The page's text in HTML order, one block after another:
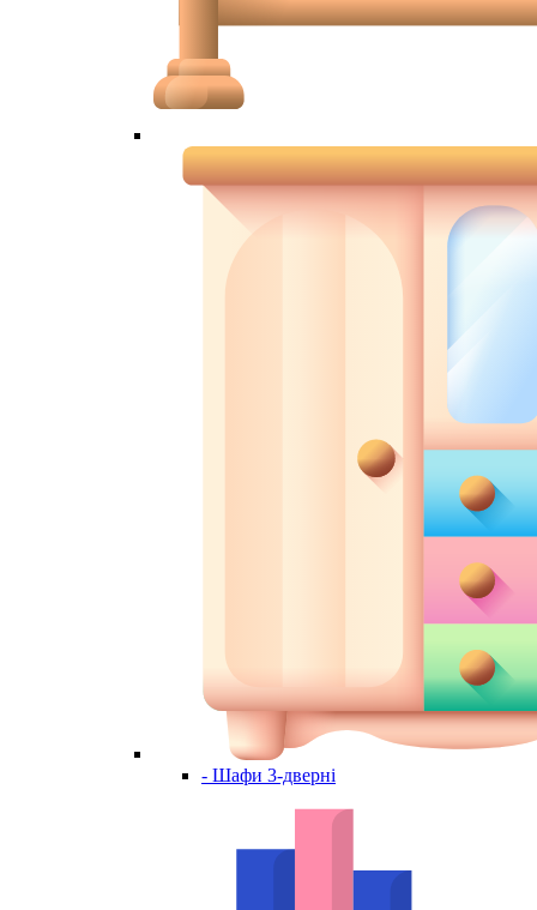
- Шафи 3-дверні